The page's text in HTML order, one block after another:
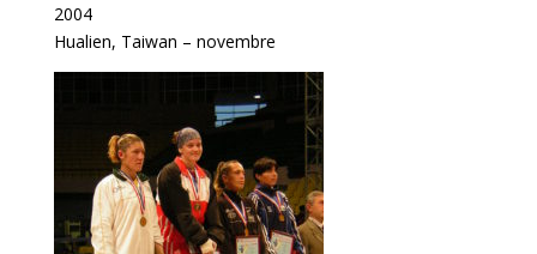
2004
Hualien, Taiwan – novembre